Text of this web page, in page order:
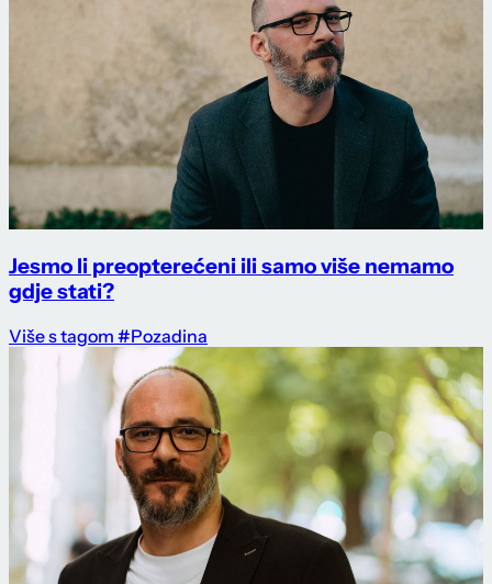
Jesmo li preopterećeni ili samo više nemamo
gdje stati?
Više s tagom #Pozadina